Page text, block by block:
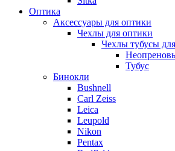
Оптика
Аксессуары для оптики
Чехлы для оптики
Чехлы тубусы
Тубус
Бинокли
Bushnell
Carl Zeiss
Leica
Leupold
Nikon
Pentax